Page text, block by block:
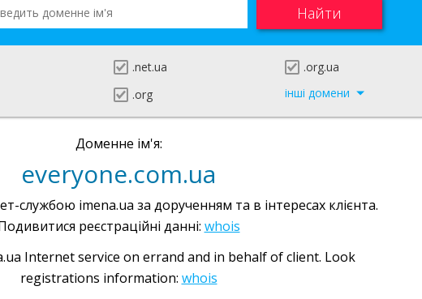
.net.ua .org.ua
.org інші домени
Доменне ім'я:
everyone.com.ua
службою imena.ua за дорученням та в інтересах клієнта.
реєстраційні данні: whois
Internet service on errand and in behalf of client. Look
registrations information: whois